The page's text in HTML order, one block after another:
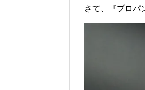
さて、『プロパ